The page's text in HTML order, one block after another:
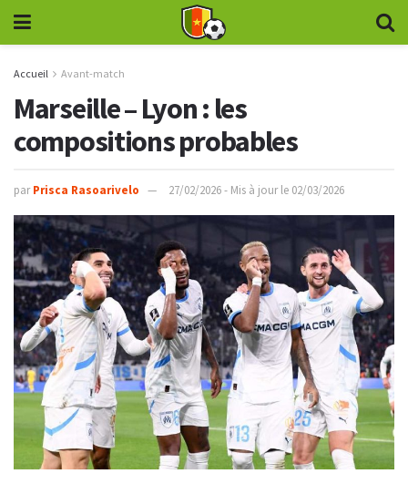
Accueil Avant-match
Marseille – Lyon : les
compositions probables
par Prisca Rasoarivelo 27/02/2026 - Mis à jour le 02/03/2026